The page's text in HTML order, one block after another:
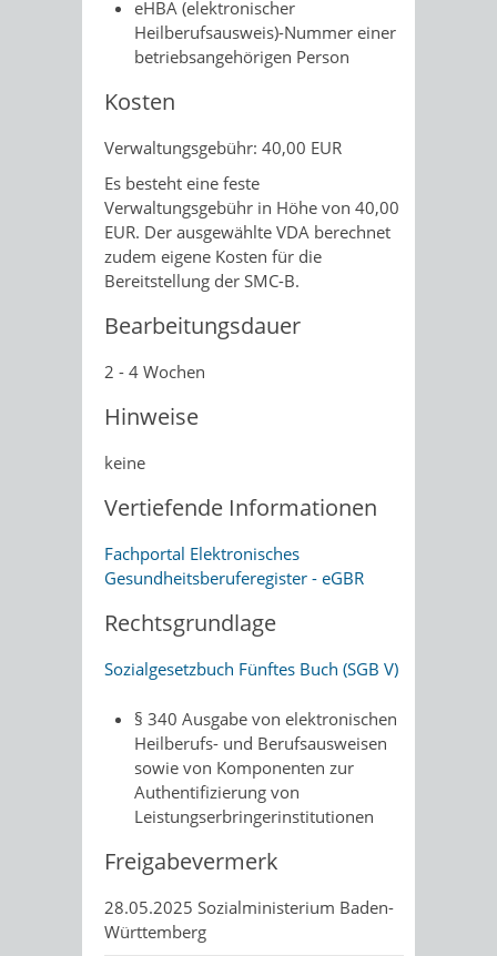
eHBA (elektronischer
Heilberufsausweis)-Nummer einer
betriebsangehörigen Person
Kosten
Verwaltungsgebühr: 40,00 EUR
Es besteht eine feste
Verwaltungsgebühr in Höhe von 40,00
EUR. Der ausgewählte VDA berechnet
zudem eigene Kosten für die
Bereitstellung der SMC-B.
Bearbeitungsdauer
2 - 4 Wochen
Hinweise
keine
Vertiefende Informationen
Fachportal Elektronisches
Gesundheitsberuferegister - eGBR
Rechtsgrundlage
Sozialgesetzbuch Fünftes Buch (SGB V)
§ 340 Ausgabe von elektronischen
Heilberufs- und Berufsausweisen
sowie von Komponenten zur
Authentifizierung von
Leistungserbringerinstitutionen
Freigabevermerk
28.05.2025 Sozialministerium Baden-
Württemberg